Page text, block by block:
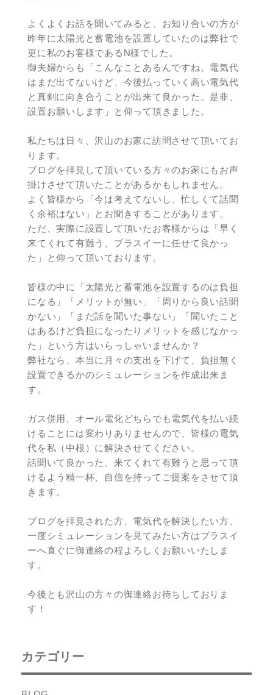
よくよくお話を聞いてみると、お知り合いの方が
昨年に太陽光と蓄電池を設置していたのは弊社で
更に私のお客様であるN様でした。
御夫婦からも「こんなことあるんですね。電気代
はまだ出てないけど、今後払っていく高い電気代
と真剣に向き合うことが出来て良かった。是非、
設置お願いします」と仰って頂きました。
私たちは日々、沢山のお家に訪問させて頂いてお
ります。
ブログを拝見して頂いている方々のお家にもお声
掛けさせて頂いたことがあるかもしれません。
よく皆様から「今は考えてないし、忙しくて話聞
く余裕はない」とお聞きすることがあります。
ただ、実際に設置して頂いたお客様からは「早く
来てくれて有難う、プラスイーに任せて良かっ
た」と仰って頂いております。
皆様の中に「太陽光と蓄電池を設置するのは負担
になる」「メリットが無い」「周りから良い話聞
かない」「まだ話を聞いた事ない」「聞いたこと
はあるけど負担になったりメリットを感じなかっ
た」という方はいらっしゃいませんか？
弊社なら、本当に月々の支出を下げて、負担無く
設置できるかのシミュレーションを作成出来ま
す。
ガス併用、オール電化どちらでも電気代を払い続
けることには変わりありませんので、皆様の電気
代を私（中根）に解決させてください。
話聞いて良かった、来てくれて有難うと思って頂
けるよう精一杯、自信を持ってご提案をさせて頂
きます。
ブログを拝見された方、電気代を解決したい方、
一度シミュレーションを見てみたい方はプラスイ
ーへ直ぐに御連絡の程よろしくお願いいたしま
す。
今後とも沢山の方々の御連絡お待ちしておりま
す！
カテゴリー